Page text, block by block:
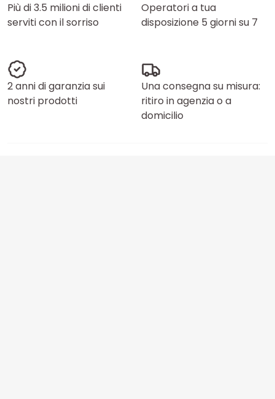
Più di 3.5 milioni di clienti
serviti con il sorriso
Operatori a tua
disposizione 5 giorni su 7
2 anni di garanzia sui
nostri prodotti
Una consegna su misura:
ritiro in agenzia o a
domicilio